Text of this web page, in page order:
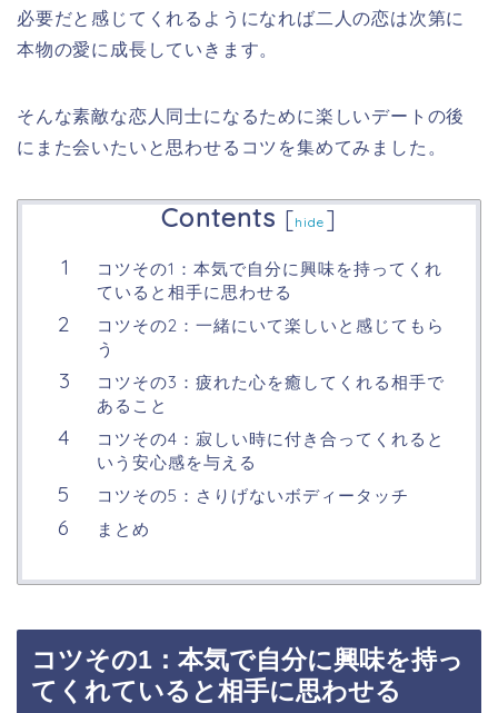
必要だと感じてくれるようになれば二人の恋は次第に
本物の愛に成長していきます。
そんな素敵な恋人同士になるために楽しいデートの後
にまた会いたいと思わせるコツを集めてみました。
Contents [hide ]
コツその1：本気で自分に興味を持ってくれ
ていると相手に思わせる
コツその2：一緒にいて楽しいと感じてもら
う
コツその3：疲れた心を癒してくれる相手で
あること
コツその4：寂しい時に付き合ってくれると
いう安心感を与える
コツその5：さりげないボディータッチ
まとめ
コツその1：本気で自分に興味を持っ
てくれていると相手に思わせる